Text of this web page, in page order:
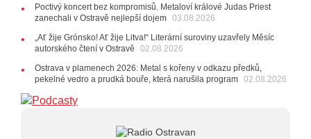
22.07.2026
roku jsme upgradovali naši show
AUDIO
20:09
Na Novou Osmičku míří Bára Zmeková Trio.
Výrazná osobnost české alternativní scény zahraje ve
Frýdku-Místku
herec Dušan Urban
Poctivý koncert bez kompromisů. Metaloví králové Judas Priest
zanechali v Ostravě nejlepší dojem 03.08.2026
„Ať žije Grónsko! Ať žije Litva!“ Literární suroviny uzavřely Měsíc
autorského čtení v Ostravě
02.08.2026
Ostrava v plamenech 2026: Metal s kořeny v odkazu předků,
pekelné vedro a prudká bouře, která narušila program 02.08.2026